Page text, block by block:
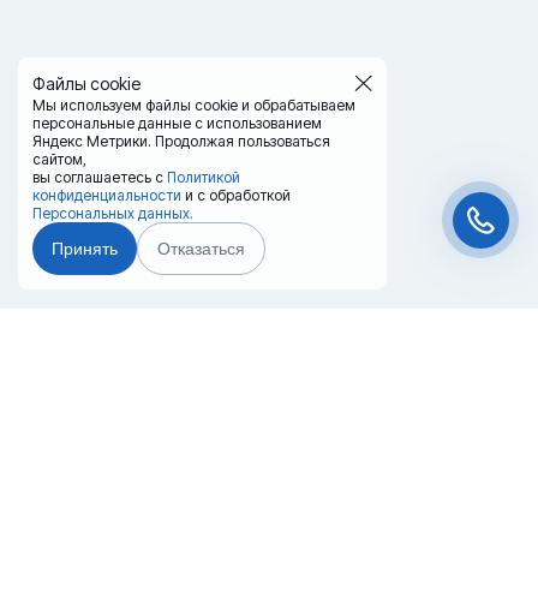
Файлы cookie
Мы используем файлы cookie и обрабатываем
персональные данные с использованием
Яндекс Метрики. Продолжая пользоваться
сайтом,
вы соглашаетесь с Политикой
конфиденциальности и с обработкой
Персональных данных.
Принять Отказаться